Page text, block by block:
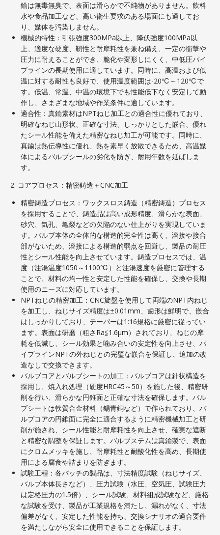
鍮は無毒無臭で、表面は滑らかで不純物がありません。飲料
水や食品加工など、高い衛生要求のある場面にも適してお
り、媒体を汚染しません。
機械的特性：引張強度300MPa以上、降伏強度100MPa以
上、適度な硬度、靭性と耐摩耗性を兼ね備え、一定の衝撃や
圧力に耐えることができ、脆化や変形しにくく、中低圧パイ
プラインの長期使用に適しています。同時に、高温および低
温に対する耐性も良好で、使用温度範囲は-20℃～120℃で
す。低温、常温、中温の環境下でも性能低下なく安定して動
作し、さまざまな地域や作業条件に適しています。
適合性：真鍮素材はNPTねじ加工との適合性に優れており、
明確なねじ山形状、正確な寸法、しっかりとした嵌合、優れ
たシール性能を備えた精密なねじ加工が可能です。同時に、
真鍮は熱伝導性に優れ、熱を素早く放散できるため、高温媒
体によるバルブシールの劣化を防ぎ、耐用年数を延ばしま
す。
2. コアプロセス：精密鋳造＋CNC加工
精密鋳造プロセス：ワックスロス鋳造（精密鋳造）プロセス
を採用することで、鋳造品は高い成形精度、滑らかな表面、
砂穴、気孔、亀裂などの欠陥のない仕上がりを実現していま
す。バルブ本体の全体的な構造的完全性は高く、溶接や接合
部がないため、溶接による構造的弱点を回避し、製品の耐圧
性とシール性能を向上させています。鋳造プロセスでは、温
度（注湯温度1050～1100℃）と注湯速度を厳密に管理する
ことで、材料の均一性と安定した性能を確保し、交換や長期
使用のニーズに対応しています。
NPTねじの精密加工：CNC旋盤を使用して両端のNPT内ねじ
を加工し、ねじサイズ精度は±0.01mm、歯形は鮮明で、嵌合
はしっかりしており、テーパーは1:16規格に厳密に従ってい
ます。表面は研磨（粗さRa≦1.6μm）されており、ねじの摩
耗を低減し、シール効果と噛み合いの安定性を向上させ、パ
イプラインNPTの外ねじとの完璧な嵌合を保証し、追加の改
造なしで交換できます。
バルブコアとバルブシートの加工：バルブコアは針状構造を
採用し、焼入れ処理（硬度HRC45～50）を施した後、精密研
削を行い、滑らかな円錐面と正確な寸法を確保します。バル
ブシートは軟質合金材料（錫青銅など）で作られており、バ
ルブコアの円錐面に完全に適合するように精密機械加工と研
削が施され、シール性能と耐摩耗性を向上させ、確実な遮断
と精密な調整を保証します。バルブステムは真鍮製で、表面
にクロムメッキを施し、耐摩耗性と耐酸化性を高め、長期使
用による腐食や詰まりを防ぎます。
試験工程：各バッチの製品は、寸法精度試験（ねじサイズ、
バルブ本体長さなど）、圧力試験（水圧、空気圧、試験圧力
は定格圧力の1.5倍）、シール試験、材料組成試験など、厳格
な試験を受け、製品が工業規格を満たし、漏れがなく、寸法
偏差がなく、安定した性能を持ち、交換シナリオの適合要件
を満たしながら安全に使用できることを保証します。